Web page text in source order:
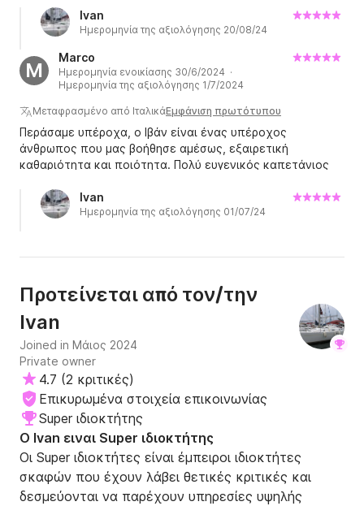
Ivan
Ημερομηνία της αξιολόγησης 20/08/24
M
Marco
Ημερομηνία ενοικίασης 30/6/2024 ·
Ημερομηνία της αξιολόγησης 1/7/2024
Μεταφρασμένο από ΙταλικάΕμφάνιση πρωτότυπου
Περάσαμε υπέροχα, ο Ιβάν είναι ένας υπέροχος
άνθρωπος που μας βοήθησε αμέσως, εξαιρετική
καθαριότητα και ποιότητα. Πολύ ευγενικός καπετάνιος
στο σπίτι μας. Συνιστώ σε όλους να χρησιμοποιήσουν
αυτό το σκάφος.
Ivan
Ημερομηνία της αξιολόγησης 01/07/24
Προτείνεται από τον/την
Ivan
Joined in Μάιος 2024
Private owner
4.7 (2 κριτικές)
Επικυρωμένα στοιχεία επικοινωνίας
Super ιδιοκτήτης
Ο Ivan ειναι Super ιδιοκτήτης
Οι Super ιδιοκτήτες είναι έμπειροι ιδιοκτήτες
σκαφών που έχουν λάβει θετικές κριτικές και
δεσμεύονται να παρέχουν υπηρεσίες υψηλής